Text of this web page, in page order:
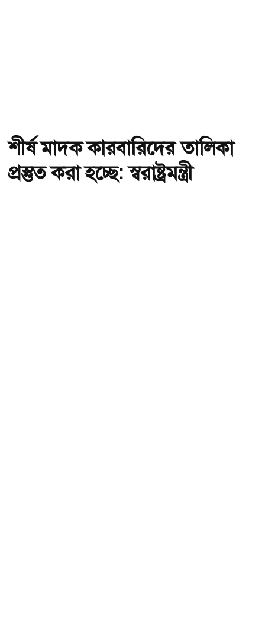
শীর্ষ মাদক কারবারিদের তালিকা
প্রস্তুত করা হচ্ছে: স্বরাষ্ট্রমন্ত্রী